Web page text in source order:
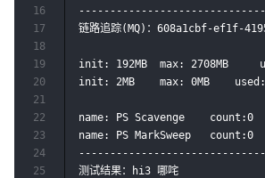
链路追踪(MQ)：608a1cbf-ef1f-
init: 192MB	 max: 2708MB	 used: 43MB	 committed: 184MB	 use rate: 23%
init: 2MB	 max: 0MB	 used: 13MB	 committed: 14MB	 use rate: 95%
name: PS Scavenge	 count:0	 took:0	 pool name:[PS Eden Space, PS Survivor Space]
name: PS MarkSweep	 count:0	 took:0	 pool name:[PS Eden Space, PS Survivor Space, PS Old Gen]
测试结果：hi3 哪咤
16
17
18
19
20
21
22
23
24
25